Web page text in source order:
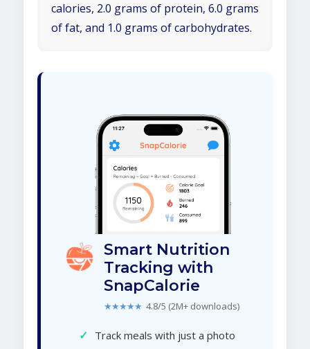
calories, 2.0 grams of protein, 6.0 grams
of fat, and 1.0 grams of carbohydrates.
Smart Nutrition
Tracking with
SnapCalorie
★★★★★ 4.8/5 (2M+ downloads)
✓ Track meals with just a photo